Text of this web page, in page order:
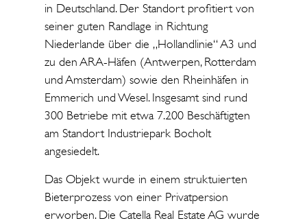
in Deutschland. Der Standort profitiert von
seiner guten Randlage in Richtung
Niederlande über die „Hollandlinie“ A3 und
zu den ARA-Häfen (Antwerpen, Rotterdam
und Amsterdam) sowie den Rheinhäfen in
Emmerich und Wesel. Insgesamt sind rund
300 Betriebe mit etwa 7.200 Beschäftigten
am Standort Industriepark Bocholt
angesiedelt.
Das Objekt wurde in einem struktuierten
Bieterprozess von einer Privatpersion
erworben. Die Catella Real Estate AG wurde